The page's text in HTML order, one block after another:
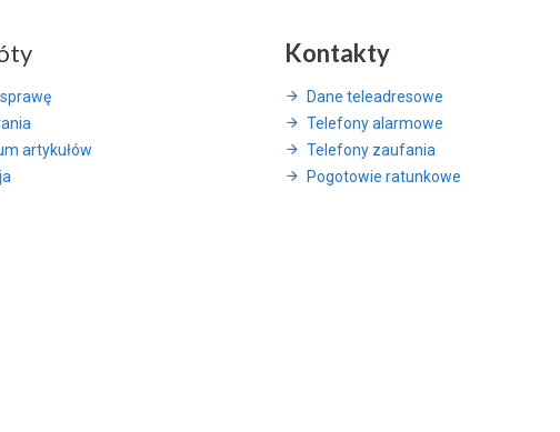
artykułów
Kontakty
Dane teleadresowe
Telefony alarmowe
Telefony zaufania
Pogotowie ratunkowe